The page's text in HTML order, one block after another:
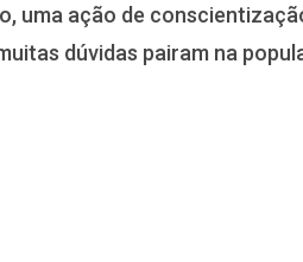
uma ação de
dúvidas pairam na